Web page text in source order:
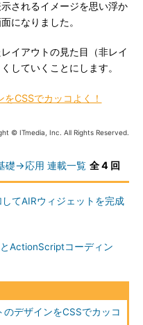
されるイメージを思い浮か
になりました。
イアウトの見た目（非レイ
していくことにします。
をCSSでカッコよく！
© ITmedia, Inc. All Rights Reserved.
礎→応用 連載一覧 全 4 回
てAIRウィジェットを完成
ActionScriptコーディン
のデザインをCSSでカッコ